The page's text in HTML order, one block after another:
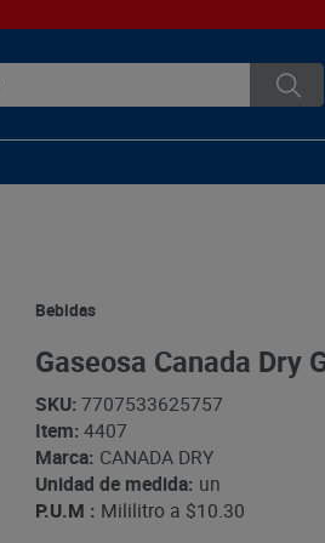
Bebidas
Gaseosa Canada Dry
SKU: 7707533625757
Item: 4407
Marca: CANADA DRY
Unidad de medida: un
P.U.M : Mililitro a $10.30